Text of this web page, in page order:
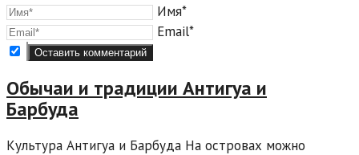
Имя*
Email*
Обычаи и традиции Антигуа и
Барбуда
Культура Антигуа и Барбуда На островах можно